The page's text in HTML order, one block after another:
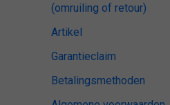
(omruiling of retour)
Artikel
Garantieclaim
Betalingsmethoden